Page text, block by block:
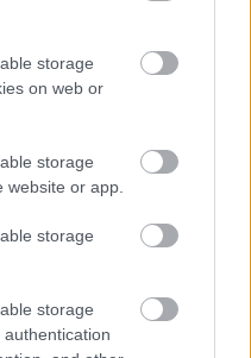
storage
on web or
storage
website or app.
storage
storage